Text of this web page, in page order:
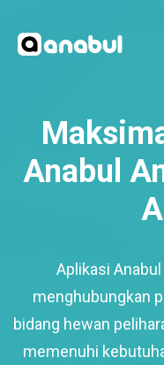
Anabul
Aplikasi
menghubungkan
bidang hewan
memenuhi